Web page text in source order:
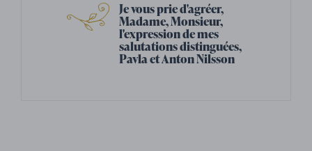
Je vous prie d'agréer,
Madame, Monsieur,
l'expression de mes
salutations distinguées,
Pavla et Anton Nilsson